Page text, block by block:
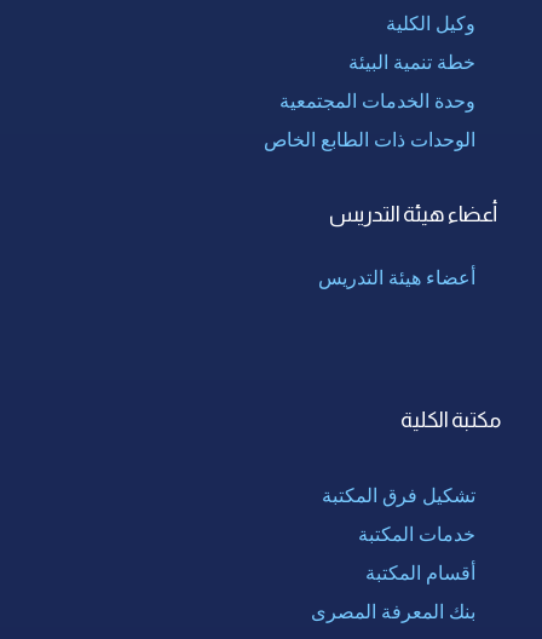
وكيل الكلية
خطة تنمية البيئة
وحدة الخدمات المجتمعية
الوحدات ذات الطابع الخاص
أعضاء هيئة التدريس
أعضاء هيئة التدريس
مكتبة الكلية
تشكيل فرق المكتبة
خدمات المكتبة
أقسام المكتبة
بنك المعرفة المصرى